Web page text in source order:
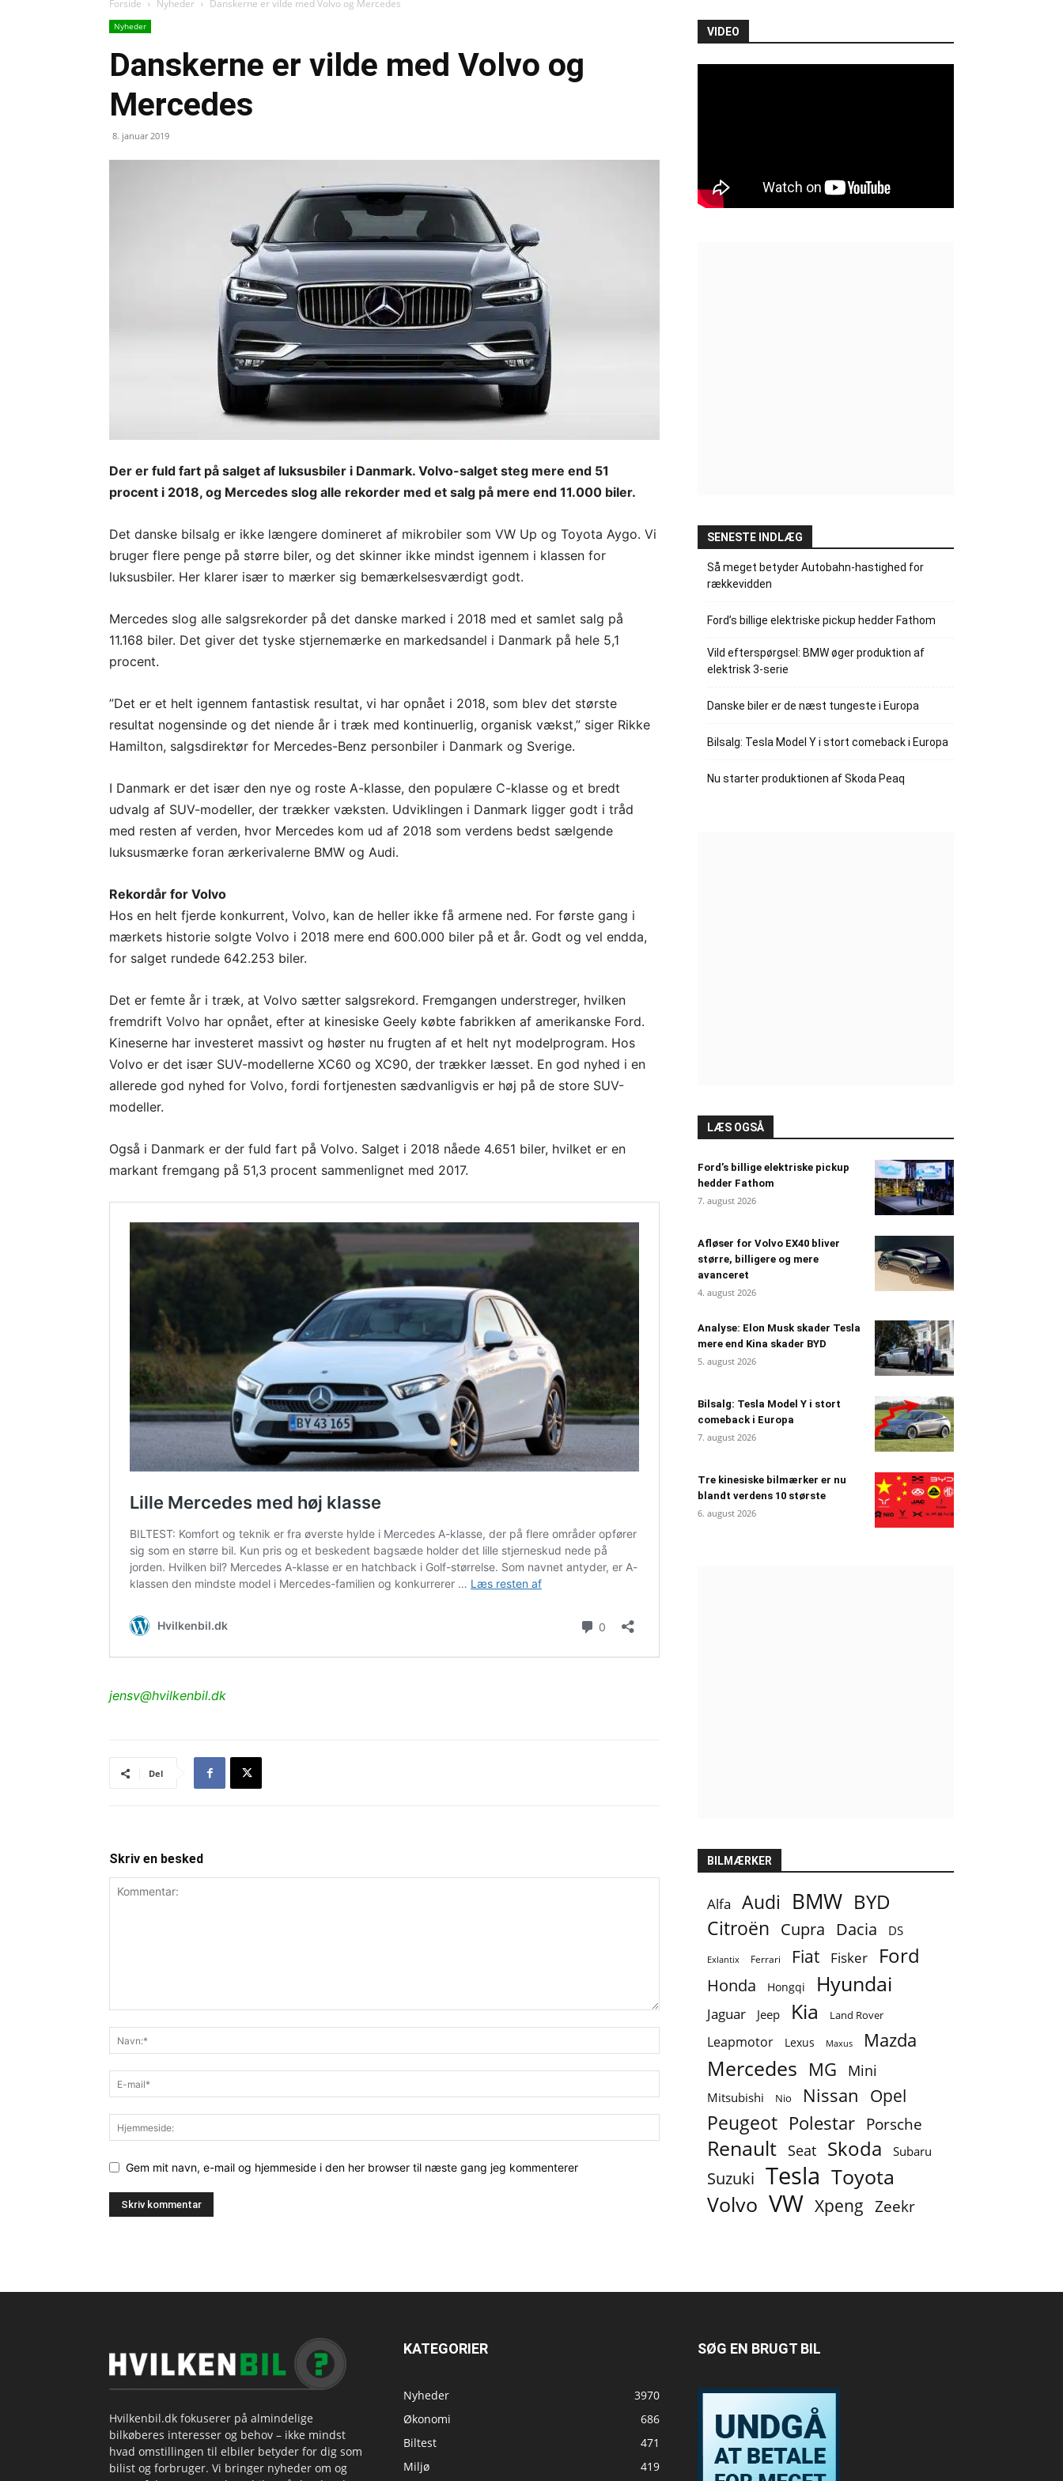
Forside Nyheder Danskerne er vilde med Volvo og Mercedes
Nyheder
Danskerne er vilde med Volvo og
Mercedes
8. januar 2019
Der er fuld fart på salget af luksusbiler i Danmark. Volvo-salget steg mere end 51
procent i 2018, og Mercedes slog alle rekorder med et salg på mere end 11.000 biler.
Det danske bilsalg er ikke længere domineret af mikrobiler som VW Up og Toyota Aygo. Vi
bruger flere penge på større biler, og det skinner ikke mindst igennem i klassen for
luksusbiler. Her klarer især to mærker sig bemærkelsesværdigt godt.
Mercedes slog alle salgsrekorder på det danske marked i 2018 med et samlet salg på
11.168 biler. Det giver det tyske stjernemærke en markedsandel i Danmark på hele 5,1
procent.
”Det er et helt igennem fantastisk resultat, vi har opnået i 2018, som blev det største
resultat nogensinde og det niende år i træk med kontinuerlig, organisk vækst,” siger Rikke
Hamilton, salgsdirektør for Mercedes-Benz personbiler i Danmark og Sverige.
I Danmark er det især den nye og roste A-klasse, den populære C-klasse og et bredt
udvalg af SUV-modeller, der trækker væksten. Udviklingen i Danmark ligger godt i tråd
med resten af verden, hvor Mercedes kom ud af 2018 som verdens bedst sælgende
luksusmærke foran ærkerivalerne BMW og Audi.
Rekordår for Volvo
Hos en helt fjerde konkurrent, Volvo, kan de heller ikke få armene ned. For første gang i
mærkets historie solgte Volvo i 2018 mere end 600.000 biler på et år. Godt og vel endda,
for salget rundede 642.253 biler.
Det er femte år i træk, at Volvo sætter salgsrekord. Fremgangen understreger, hvilken
fremdrift Volvo har opnået, efter at kinesiske Geely købte fabrikken af amerikanske Ford.
Kineserne har investeret massivt og høster nu frugten af et helt nyt modelprogram. Hos
Volvo er det især SUV-modellerne XC60 og XC90, der trækker læsset. En god nyhed i en
allerede god nyhed for Volvo, fordi fortjenesten sædvanligvis er høj på de store SUV-
modeller.
Også i Danmark er der fuld fart på Volvo. Salget i 2018 nåede 4.651 biler, hvilket er en
markant fremgang på 51,3 procent sammenlignet med 2017.
jensv@hvilkenbil.dk
Del
Skriv en besked
Gem mit navn, e-mail og hjemmeside i den her browser til næste gang jeg kommenterer
VIDEO
SENESTE INDLÆG
Så meget betyder Autobahn-hastighed for
rækkevidden
Ford’s billige elektriske pickup hedder Fathom
Vild efterspørgsel: BMW øger produktion af
elektrisk 3-serie
Danske biler er de næst tungeste i Europa
Bilsalg: Tesla Model Y i stort comeback i Europa
Nu starter produktionen af Skoda Peaq
LÆS OGSÅ
Ford’s billige elektriske pickup
hedder Fathom
7. august 2026
Afløser for Volvo EX40 bliver
større, billigere og mere
avanceret
4. august 2026
Analyse: Elon Musk skader Tesla
mere end Kina skader BYD
5. august 2026
Bilsalg: Tesla Model Y i stort
comeback i Europa
7. august 2026
Tre kinesiske bilmærker er nu
blandt verdens 10 største
6. august 2026
BILMÆRKER
Alfa Audi BMW BYD
Citroën Cupra Dacia DS
Exlantix Ferrari Fiat Fisker Ford
Honda Hongqi Hyundai
Jaguar Jeep Kia Land Rover
Leapmotor Lexus Maxus Mazda
Mercedes MG Mini
Mitsubishi Nio Nissan Opel
Peugeot Polestar Porsche
Renault Seat Skoda Subaru
Suzuki Tesla Toyota
Volvo VW Xpeng Zeekr
Hvilkenbil.dk fokuserer på almindelige
bilkøberes interesser og behov – ikke mindst
hvad omstillingen til elbiler betyder for dig som
bilist og forbruger. Vi bringer nyheder om og
KATEGORIER
Nyheder
3970
Økonomi
686
Biltest
471
Miljø
419
SØG EN BRUGT BIL